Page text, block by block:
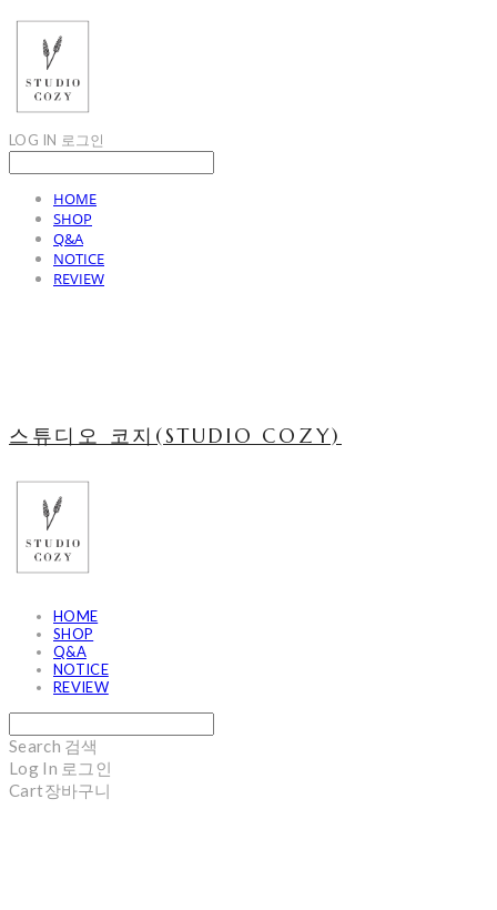
LOG IN 로그인
HOME
SHOP
Q&A
NOTICE
REVIEW
스튜디오 코지(STUDIO COZY)
HOME
SHOP
Q&A
NOTICE
REVIEW
Search 검색
Log In 로그인
Cart장바구니